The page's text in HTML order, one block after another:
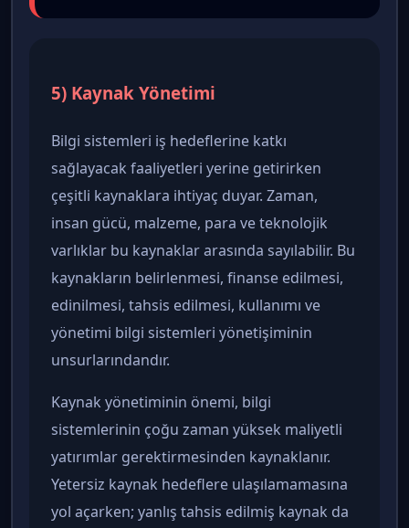
5) Kaynak Yönetimi
Bilgi sistemleri iş hedeflerine katkı
sağlayacak faaliyetleri yerine getirirken
çeşitli kaynaklara ihtiyaç duyar. Zaman,
insan gücü, malzeme, para ve teknolojik
varlıklar bu kaynaklar arasında sayılabilir. Bu
kaynakların belirlenmesi, finanse edilmesi,
edinilmesi, tahsis edilmesi, kullanımı ve
yönetimi bilgi sistemleri yönetişiminin
unsurlarındandır.
Kaynak yönetiminin önemi, bilgi
sistemlerinin çoğu zaman yüksek maliyetli
yatırımlar gerektirmesinden kaynaklanır.
Yetersiz kaynak hedeflere ulaşılamamasına
yol açarken; yanlış tahsis edilmiş kaynak da